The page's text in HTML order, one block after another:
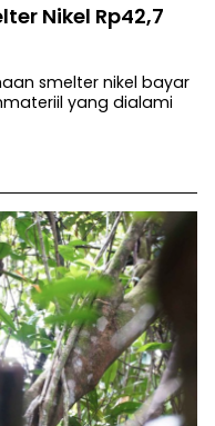
Nikel Rp42,7
smelter nikel bayar
yang dialami